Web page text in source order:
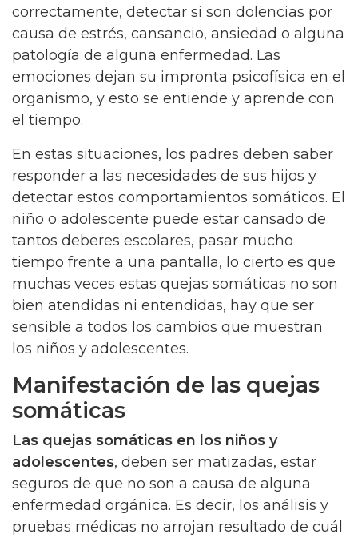
correctamente, detectar si son dolencias por
causa de estrés, cansancio, ansiedad o alguna
patología de alguna enfermedad. Las
emociones dejan su impronta psicofísica en el
organismo, y esto se entiende y aprende con
el tiempo.
En estas situaciones, los padres deben saber
responder a las necesidades de sus hijos y
detectar estos comportamientos somáticos. El
niño o adolescente puede estar cansado de
tantos deberes escolares, pasar mucho
tiempo frente a una pantalla, lo cierto es que
muchas veces estas quejas somáticas no son
bien atendidas ni entendidas, hay que ser
sensible a todos los cambios que muestran
los niños y adolescentes.
Manifestación de las quejas
somáticas
Las quejas somáticas en los niños y
adolescentes, deben ser matizadas, estar
seguros de que no son a causa de alguna
enfermedad orgánica. Es decir, los análisis y
pruebas médicas no arrojan resultado de cuál